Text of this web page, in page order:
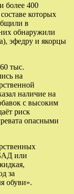
более 400
которых
в
обнаружили
эфедру и якорцы
тыс.
на
наличие на
с высоким
риск
опасными
или
за
обуви».